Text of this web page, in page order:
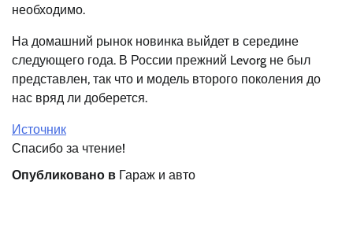
необходимо.
На домашний рынок новинка выйдет в середине
следующего года. В России прежний Levorg не был
представлен, так что и модель второго поколения до
нас вряд ли доберется.
Источник
Спасибо за чтение!
Опубликовано в Гараж и авто